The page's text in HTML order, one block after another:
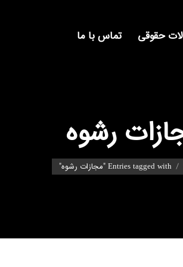
حقوقی تماس با ما
رشوه
Entries tagged with "مجازات رشوه"